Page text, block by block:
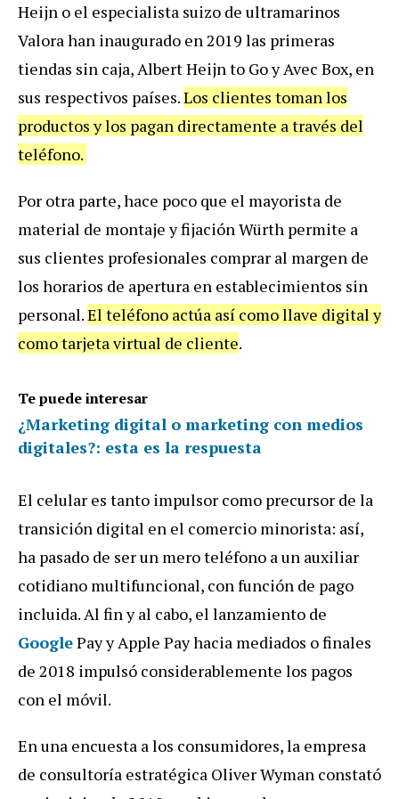
Heijn o el especialista suizo de ultramarinos
Valora han inaugurado en 2019 las primeras
tiendas sin caja, Albert Heijn to Go y Avec Box, en
sus respectivos países.Los clientes toman los
productos y los pagan directamente a través del
teléfono.
Por otra parte, hace poco que el mayorista de
material de montaje y fijación Würth permite a
sus clientes profesionales comprar al margen de
los horarios de apertura en establecimientos sin
personal.El teléfono actúa así como llave digital y
como tarjeta virtual de cliente.
Te puede interesar
¿Marketing digital o marketing con medios
digitales?: esta es la respuesta
El celular es tanto impulsor como precursor de la
transición digital en el comercio minorista: así,
ha pasado de ser un mero teléfono a un auxiliar
cotidiano multifuncional, con función de pago
incluida. Al fin y al cabo, el lanzamiento de
GooglePay y Apple Pay hacia mediados o finales
de 2018 impulsó considerablemente los pagos
con el móvil.
En una encuesta a los consumidores, la empresa
de consultoría estratégica Oliver Wyman constató